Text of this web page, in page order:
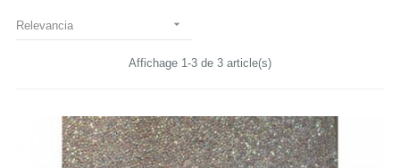
Relevancia 
Affichage 1-3 de 3 article(s)